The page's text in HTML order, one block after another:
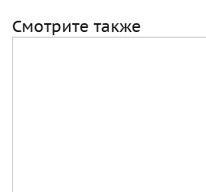
Смотрите также